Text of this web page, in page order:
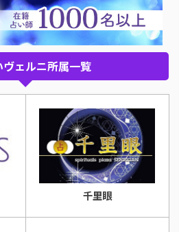
ヴェルニ所属一覧
千里眼